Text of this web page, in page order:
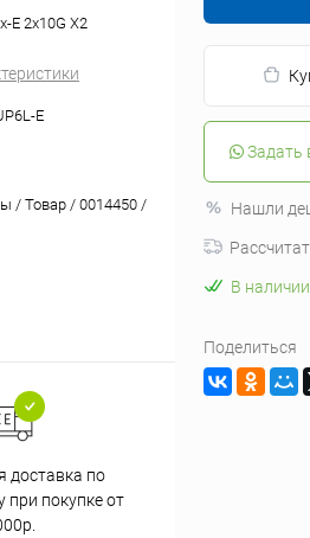
E 2x10G X2
E
/ Товар / 0014450 /
доставка по
при покупке от
Задать
Нашли
В
Поделиться